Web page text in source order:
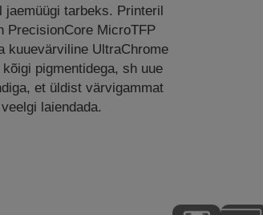
jaemüügi tarbeks. Printeril
PrecisionCore MicroTFP
kuuevärviline UltraChrome
pigmentidega, sh uue
et üldist värvigammat
veelgi laiendada.